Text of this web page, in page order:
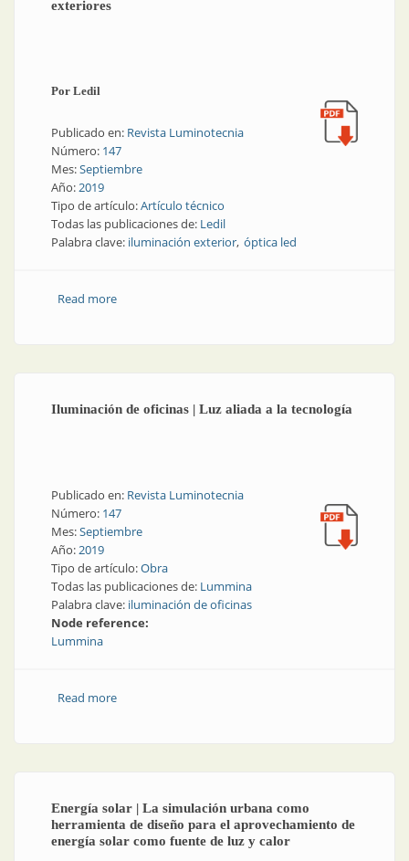
exteriores
Por Ledil
Publicado en: Revista Luminotecnia
Número: 147
Mes:Septiembre
Año:2019
Tipo de artículo:Artículo técnico
Todas las publicaciones de: Ledil
Palabra clave: iluminación exterior óptica led
Read moreabout Alumbrado de exteriores | Ópticas de leds para
Iluminación de oficinas | Luz aliada a la tecnología
Publicado en: Revista Luminotecnia
Número: 147
Mes:Septiembre
Año:2019
Tipo de artículo:Obra
Todas las publicaciones de: Lummina
Palabra clave: iluminación de oficinas
Node reference:
Lummina
Read moreabout Iluminación de oficinas | Luz aliada a la
Energía solar | La simulación urbana como
herramienta de diseño para el aprovechamiento de
energía solar como fuente de luz y calor